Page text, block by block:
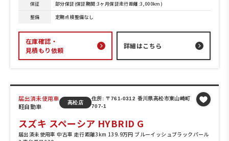
保証
部分保証(保証期間:3ヶ月保証走行距離:3,000km)
整備
定期点検整備なし
在庫確認・
見積もり依頼
詳細はこちら
届出済未使用車
軽自動車
高松店
住所: 〒761-0312 香川県高松市東山崎町
707-1
スズキ スペーシア HYBRID G
届出済未使用車 中古車 走行距離3km 139.9万円 ブルーイッシュブラックパール